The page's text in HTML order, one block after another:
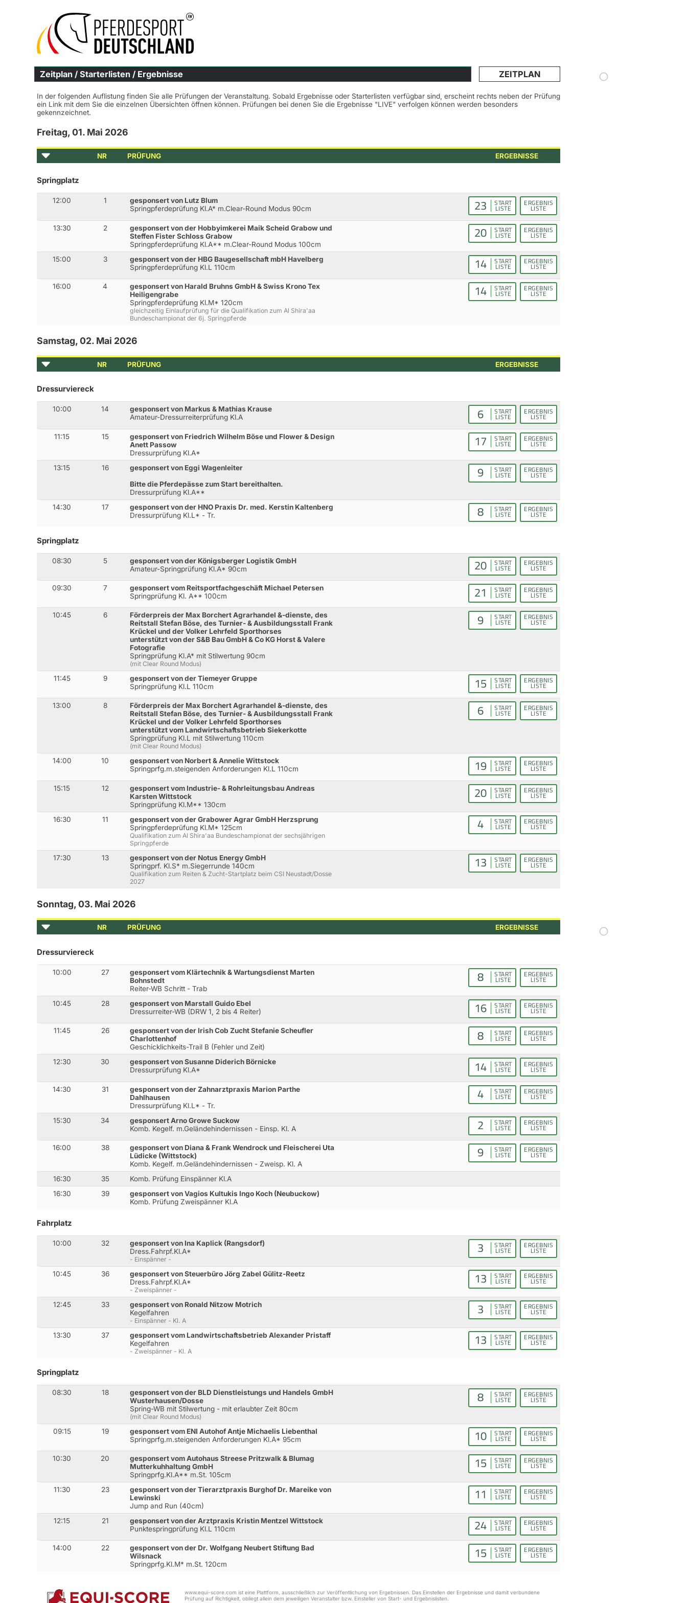
Zeitplan / Starterlisten / Ergebnisse ZEITPLAN
In der folgenden Auflistung finden Sie alle Prüfungen der Veranstaltung. Sobald Ergebnisse oder Starterlisten verfügbar sind, erscheint rechts neben der Prüfung
ein Link mit dem Sie die einzelnen Übersichten öffnen können. Prüfungen bei denen Sie die Ergebnisse "LIVE" verfolgen können werden besonders
gekennzeichnet.
Freitag, 01. Mai 2026
NR PRÜFUNG ERGEBNISSE
Springplatz
12:00 1
gesponsert von Lutz Blum
Springpferdeprüfung Kl.A* m.Clear-Round Modus 90cm
23 START
LISTE
ERGEBNIS
LISTE
13:30 2
gesponsert von der Hobbyimkerei Maik Scheid Grabow und
Steffen Fister Schloss Grabow
Springpferdeprüfung Kl.A** m.Clear-Round Modus 100cm
20 START
LISTE
ERGEBNIS
LISTE
15:00 3
gesponsert von der HBG Baugesellschaft mbH Havelberg
Springpferdeprüfung Kl.L 110cm
14 START
LISTE
ERGEBNIS
LISTE
16:00 4
gesponsert von Harald Bruhns GmbH & Swiss Krono Tex
Heiligengrabe
Springpferdeprüfung Kl.M* 120cm
gleichzeitig Einlaufprüfung für die Qualifikation zum Al Shira'aa
Bundeschampionat der 6j. Springpferde
14 START
LISTE
ERGEBNIS
LISTE
Samstag, 02. Mai 2026
NR PRÜFUNG ERGEBNISSE
Dressurviereck
10:00 14
gesponsert von Markus & Mathias Krause
Amateur-Dressurreiterprüfung Kl.A
6 START
LISTE
ERGEBNIS
LISTE
11:15 15
gesponsert von Friedrich Wilhelm Böse und Flower & Design
Anett Passow
Dressurprüfung Kl.A*
17 START
LISTE
ERGEBNIS
LISTE
13:15 16
gesponsert von Eggi Wagenleiter
Bitte die Pferdepässe zum Start bereithalten.
Dressurprüfung Kl.A**
9 START
LISTE
ERGEBNIS
LISTE
14:30 17
gesponsert von der HNO Praxis Dr. med. Kerstin Kaltenberg
Dressurprüfung Kl.L* - Tr.
8 START
LISTE
ERGEBNIS
LISTE
Springplatz
08:30 5
gesponsert von der Königsberger Logistik GmbH
Amateur-Springprüfung Kl.A* 90cm
20 START
LISTE
ERGEBNIS
LISTE
09:30 7
gesponsert vom Reitsportfachgeschäft Michael Petersen
Springprüfung Kl. A** 100cm
21 START
LISTE
ERGEBNIS
LISTE
10:45 6
Förderpreis der Max Borchert Agrarhandel &-dienste, des
Reitstall Stefan Böse, des Turnier- & Ausbildungsstall Frank
Krückel und der Volker Lehrfeld Sporthorses
unterstützt von der S&B Bau GmbH & Co KG Horst & Valere
Fotografie
Springprüfung Kl.A* mit Stilwertung 90cm
(mit Clear Round Modus)
9 START
LISTE
ERGEBNIS
LISTE
11:45 9
gesponsert von der Tiemeyer Gruppe
Springprüfung Kl.L 110cm
15 START
LISTE
ERGEBNIS
LISTE
13:00 8
Förderpreis der Max Borchert Agrarhandel &-dienste, des
Reitstall Stefan Böse, des Turnier- & Ausbildungsstall Frank
Krückel und der Volker Lehrfeld Sporthorses
unterstützt vom Landwirtschaftsbetrieb Siekerkotte
Springprüfung Kl.L mit Stilwertung 110cm
(mit Clear Round Modus)
6 START
LISTE
ERGEBNIS
LISTE
14:00 10
gesponsert von Norbert & Annelie Wittstock
Springprfg.m.steigenden Anforderungen Kl.L 110cm
19 START
LISTE
ERGEBNIS
LISTE
15:15 12
gesponsert vom Industrie- & Rohrleitungsbau Andreas
Karsten Wittstock
Springprüfung Kl.M** 130cm
20 START
LISTE
ERGEBNIS
LISTE
16:30 11
gesponsert von der Grabower Agrar GmbH Herzsprung
Springpferdeprüfung Kl.M* 125cm
Qualifikation zum Al Shira'aa Bundeschampionat der sechsjährigen
Springpferde
4 START
LISTE
ERGEBNIS
LISTE
17:30 13
gesponsert von der Notus Energy GmbH
Springprf. Kl.S* m.Siegerrunde 140cm
Qualifikation zum Reiten & Zucht-Startplatz beim CSI Neustadt/Dosse
2027
13 START
LISTE
ERGEBNIS
LISTE
Sonntag, 03. Mai 2026
NR PRÜFUNG ERGEBNISSE
Dressurviereck
10:00 27
gesponsert vom Klärtechnik & Wartungsdienst Marten
Bohnstedt
Reiter-WB Schritt - Trab
8 START
LISTE
ERGEBNIS
LISTE
10:45 28
gesponsert von Marstall Guido Ebel
Dressurreiter-WB (DRW 1, 2 bis 4 Reiter)
16 START
LISTE
ERGEBNIS
LISTE
11:45 26
gesponsert von der Irish Cob Zucht Stefanie Scheufler
Charlottenhof
Geschicklichkeits-Trail B (Fehler und Zeit)
8 START
LISTE
ERGEBNIS
LISTE
12:30 30
gesponsert von Susanne Diderich Börnicke
Dressurprüfung Kl.A*
14 START
LISTE
ERGEBNIS
LISTE
14:30 31
gesponsert von der Zahnarztpraxis Marion Parthe
Dahlhausen
Dressurprüfung Kl.L* - Tr.
4 START
LISTE
ERGEBNIS
LISTE
15:30 34
gesponsert Arno Growe Suckow
Komb. Kegelf. m.Geländehindernissen - Einsp. Kl. A
2 START
LISTE
ERGEBNIS
LISTE
16:00 38
gesponsert von Diana & Frank Wendrock und Fleischerei Uta
Lüdicke (Wittstock)
Komb. Kegelf. m.Geländehindernissen - Zweisp. Kl. A
9 START
LISTE
ERGEBNIS
LISTE
16:30 35
Komb. Prüfung Einspänner Kl.A
16:30
39
gesponsert von Vagios Kultukis Ingo Koch (Neubuckow)
Komb. Prüfung Zweispänner Kl.A
Fahrplatz
10:00 32
gesponsert von Ina Kaplick (Rangsdorf)
Dress.Fahrpf.Kl.A*
- Einspänner -
3 START
LISTE
ERGEBNIS
LISTE
10:45 36
gesponsert von Steuerbüro Jörg Zabel Gülitz-Reetz
Dress.Fahrpf.Kl.A*
- Zweispänner -
13 START
LISTE
ERGEBNIS
LISTE
12:45 33
gesponsert von Ronald Nitzow Motrich
Kegelfahren
- Einspänner - Kl. A
3 START
LISTE
ERGEBNIS
LISTE
13:30 37
gesponsert vom Landwirtschaftsbetrieb Alexander Pristaff
Kegelfahren
- Zweispänner - Kl. A
13 START
LISTE
ERGEBNIS
LISTE
Springplatz
08:30 18
gesponsert von der BLD Dienstleistungs und Handels GmbH
Wusterhausen/Dosse
Spring-WB mit Stilwertung - mit erlaubter Zeit 80cm
(mit Clear Round Modus)
8 START
LISTE
ERGEBNIS
LISTE
09:15 19
gesponsert vom ENI Autohof Antje Michaelis Liebenthal
Springprfg.m.steigenden Anforderungen Kl.A* 95cm
10 START
LISTE
ERGEBNIS
LISTE
10:30 20
gesponsert vom Autohaus Streese Pritzwalk & Blumag
Mutterkuhhaltung GmbH
Springprfg.Kl.A** m.St. 105cm
15 START
LISTE
ERGEBNIS
LISTE
11:30 23
gesponsert von der Tierarztpraxis Burghof Dr. Mareike von
Lewinski
Jump and Run (40cm)
11 START
LISTE
ERGEBNIS
LISTE
12:15 21
gesponsert von der Arztpraxis Kristin Mentzel Wittstock
Punktespringprüfung Kl.L 110cm
24 START
LISTE
ERGEBNIS
LISTE
14:00 22
gesponsert von der Dr. Wolfgang Neubert Stiftung Bad
Wilsnack
Springprfg.Kl.M* m.St. 120cm
15 START
LISTE
ERGEBNIS
LISTE
www.equi-score.com ist eine Plattform, ausschließlich zur Veröffentlichung von Ergebnissen. Das Einstellen der Ergebnisse und damit verbundene
Prüfung auf Richtigkeit, obliegt allein dem jeweiligen Veranstalter bzw. Einsteller von Start- und Ergebnislisten.